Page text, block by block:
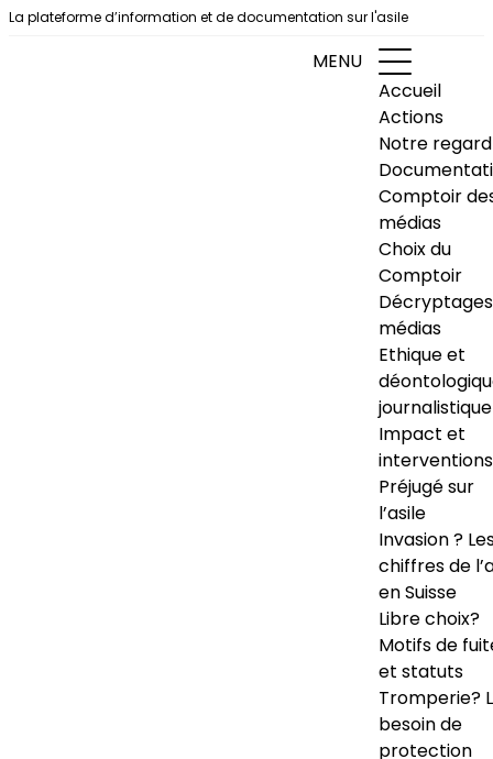
Aller au contenu
La plateforme d’information et de documentation sur l'asile
MENU
Accueil
Actions
Notre regard
Comptoir
médias
Choix du
Comptoir
Décryptages
médias
Ethique et
journalistique
Impact et
interventions
Préjugé sur
l’asile
Invasion ?
chiffres de
en Suisse
Libre choix?
Motifs de
et statuts
Tromperie?
besoin de
protection